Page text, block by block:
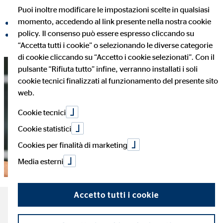
Condividi su Facebook
Condividi su LinkedIn
I concetti più importanti da
Puoi inoltre modificare le impostazioni scelte in qualsiasi
momento, accedendo al link presente nella nostra cookie
policy. Il consenso può essere espresso cliccando su
“Accetta tutti i cookie” o selezionando le diverse categorie
di cookie cliccando su “Accetto i cookie selezionati”. Con il
pulsante “Rifiuta tutto” infine, verranno installati i soli
cookie tecnici finalizzati al funzionamento del presente sito
web.
Cookie tecnici
Cookie statistici
Cookies per finalità di marketing
Media esterni
Accetto tutti i cookie